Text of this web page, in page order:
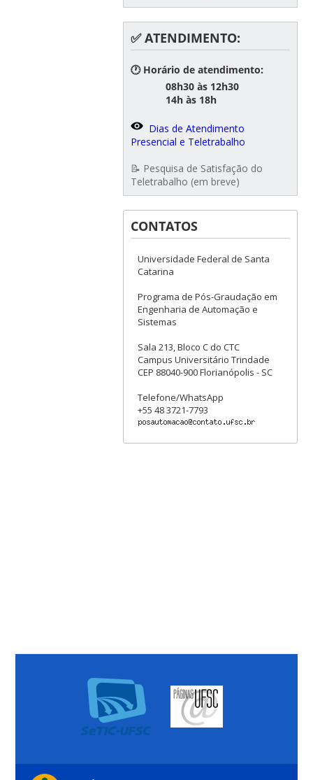
✅ ATENDIMENTO:
🕐 Horário de atendimento:
08h30 às 12h30
14h às 18h
Dias de Atendimento
Presencial e Teletrabalho
📝 Pesquisa de Satisfação do
Teletrabalho (em breve)
CONTATOS
Universidade Federal de Santa
Catarina
Programa de Pós-Graudação em
Engenharia de Automação e
Sistemas
Sala 213, Bloco C do CTC
Campus Universitário Trindade
CEP 88040-900 Florianópolis - SC
Telefone/WhatsApp
+55 48 3721-7793